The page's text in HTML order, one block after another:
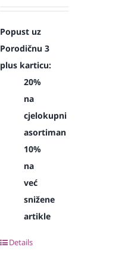
Popust uz
Porodičnu 3
plus karticu:
20%
na
cjelokupni
asortiman
10%
na
već
snižene
artikle
Details